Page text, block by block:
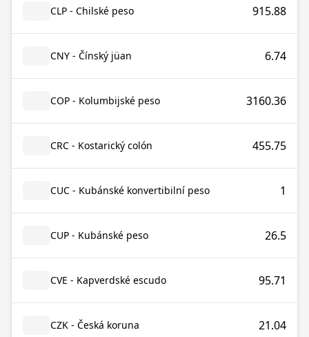
CLP - Chilské peso 915.88
CNY - Čínský jüan 6.74
COP - Kolumbijské peso 3160.36
CRC - Kostarický colón 455.75
CUC - Kubánské konvertibilní peso 1
CUP - Kubánské peso 26.5
CVE - Kapverdské escudo 95.71
CZK - Česká koruna 21.04